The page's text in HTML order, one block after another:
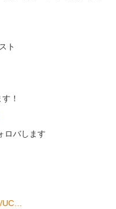
ト
！
ロバします